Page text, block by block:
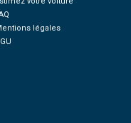
légales